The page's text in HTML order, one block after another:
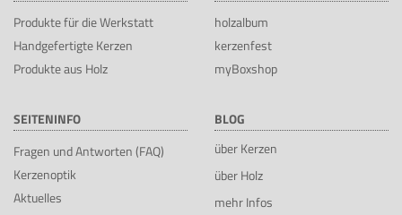
Produkte für die Werkstatt
Handgefertigte Kerzen
Produkte aus Holz
holzalbum
kerzenfest
myBoxshop
SEITENINFO
Fragen und Antworten (FAQ)
Kerzenoptik
Aktuelles
BLOG
über Kerzen
über Holz
mehr Infos